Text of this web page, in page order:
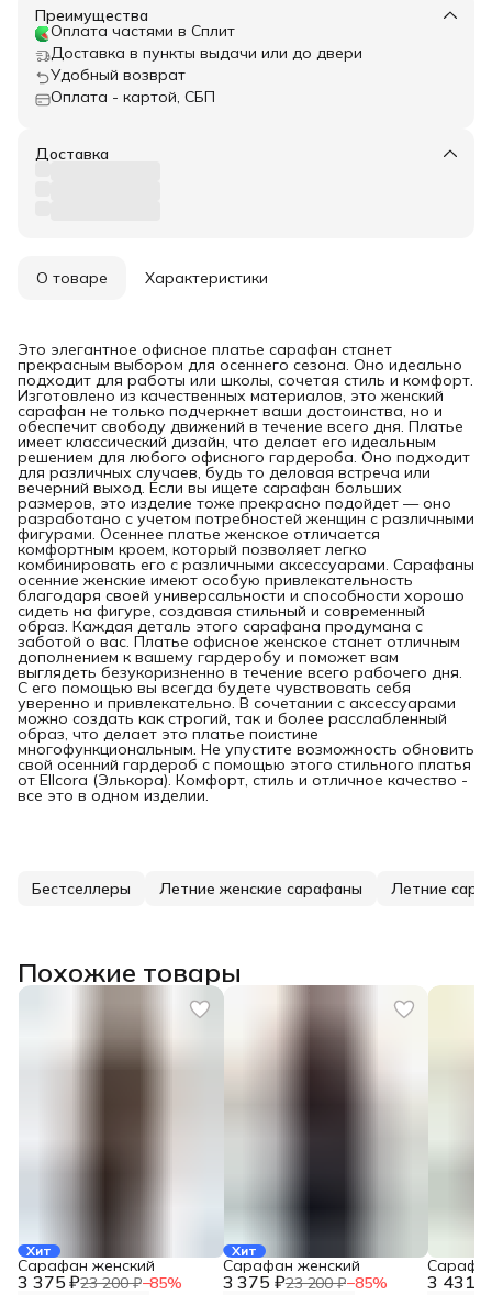
Преимущества
Оплата частями в Сплит
Доставка в пункты выдачи или до двери
Удобный возврат
Оплата - картой, СБП
Доставка
О товаре Характеристики
Это элегантное офисное платье сарафан станет
прекрасным выбором для осеннего сезона. Оно идеально
подходит для работы или школы, сочетая стиль и комфорт.
Изготовлено из качественных материалов, это женский
сарафан не только подчеркнет ваши достоинства, но и
обеспечит свободу движений в течение всего дня. Платье
имеет классический дизайн, что делает его идеальным
решением для любого офисного гардероба. Оно подходит
для различных случаев, будь то деловая встреча или
вечерний выход. Если вы ищете сарафан больших
размеров, это изделие тоже прекрасно подойдет — оно
разработано с учетом потребностей женщин с различными
фигурами. Осеннее платье женское отличается
комфортным кроем, который позволяет легко
комбинировать его с различными аксессуарами. Сарафаны
осенние женские имеют особую привлекательность
благодаря своей универсальности и способности хорошо
сидеть на фигуре, создавая стильный и современный
образ. Каждая деталь этого сарафана продумана с
заботой о вас. Платье офисное женское станет отличным
дополнением к вашему гардеробу и поможет вам
выглядеть безукоризненно в течение всего рабочего дня.
С его помощью вы всегда будете чувствовать себя
уверенно и привлекательно. В сочетании с аксессуарами
можно создать как строгий, так и более расслабленный
образ, что делает это платье поистине
многофункциональным. Не упустите возможность обновить
свой осенний гардероб с помощью этого стильного платья
от Ellcora (Элькора). Комфорт, стиль и отличное качество -
все это в одном изделии.
Бестселлеры Летние женские сарафаны Летние
Похожие товары
Хит
3 375 ₽23 200 ₽−85%
Сарафан женский
Хит
3 375 ₽23 200 ₽−85%
Сарафан женский
3 431 ₽